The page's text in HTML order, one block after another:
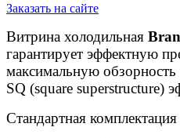
Заказать на сайте
Витрина холодильная
гарантирует эффектную
максимальную
SQ (square superstructure)
Стандартная комплектация